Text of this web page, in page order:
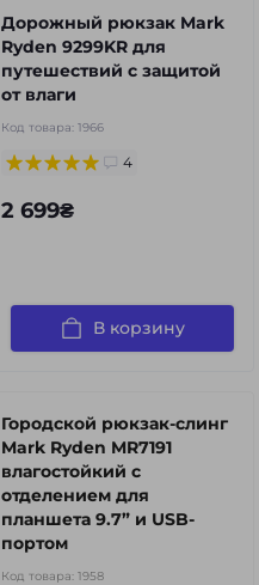
Дорожный рюкзак Mark
Ryden 9299KR для
путешествий с защитой
от влаги
Код товара: 1966
4
2 699₴
В корзину
Городской рюкзак-слинг
Mark Ryden MR7191
влагостойкий с
отделением для
планшета 9.7” и USB-
портом
Код товара: 1958